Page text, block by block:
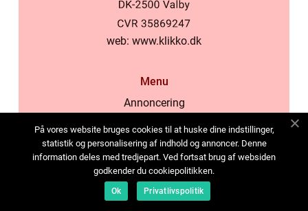
web: www.klikko.dk
Menu
Annoncering
Cookies
Kontakt os
Sitemap
På vores website bruges cookies til at huske dine indstillinger,
statistik og personalisering af indhold og annoncer. Denne
information deles med tredjepart. Ved fortsat brug af websiden
godkender du cookiepolitikken.
Ok Privatlivspolitik